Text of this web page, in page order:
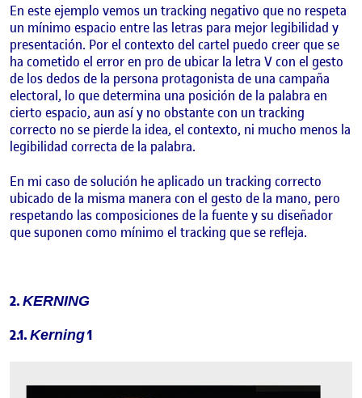
En este ejemplo vemos un tracking negativo que no respeta
un mínimo espacio entre las letras para mejor legibilidad y
presentación. Por el contexto del cartel puedo creer que se
ha cometido el error en pro de ubicar la letra V con el gesto
de los dedos de la persona protagonista de una campaña
electoral, lo que determina una posición de la palabra en
cierto espacio, aun así y no obstante con un tracking
correcto no se pierde la idea, el contexto, ni mucho menos la
legibilidad correcta de la palabra.
En mi caso de solución he aplicado un tracking correcto
ubicado de la misma manera con el gesto de la mano, pero
respetando las composiciones de la fuente y su diseñador
que suponen como mínimo el tracking que se refleja.
2. KERNING
2.1. Kerning1